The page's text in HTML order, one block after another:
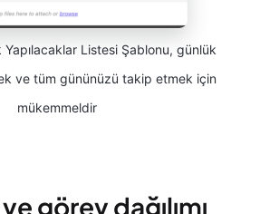
Yapılacaklar Listesi Şablonu, günlük
ve tüm gününüzü takip etmek için
mükemmeldir
görev dağılımı